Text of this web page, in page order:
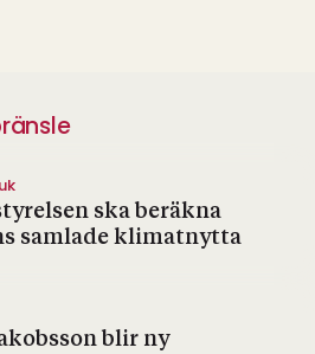
ska beräkna
samlade klimatnytta
blir ny